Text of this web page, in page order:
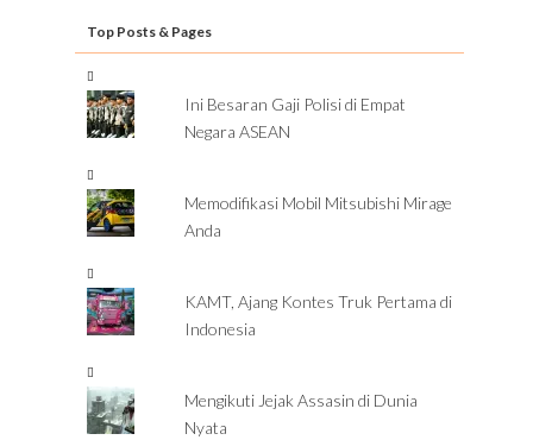
Top Posts & Pages
Ini Besaran Gaji Polisi di Empat
Negara ASEAN
Memodifikasi Mobil Mitsubishi Mirage
Anda
KAMT, Ajang Kontes Truk Pertama di
Indonesia
Mengikuti Jejak Assasin di Dunia
Nyata